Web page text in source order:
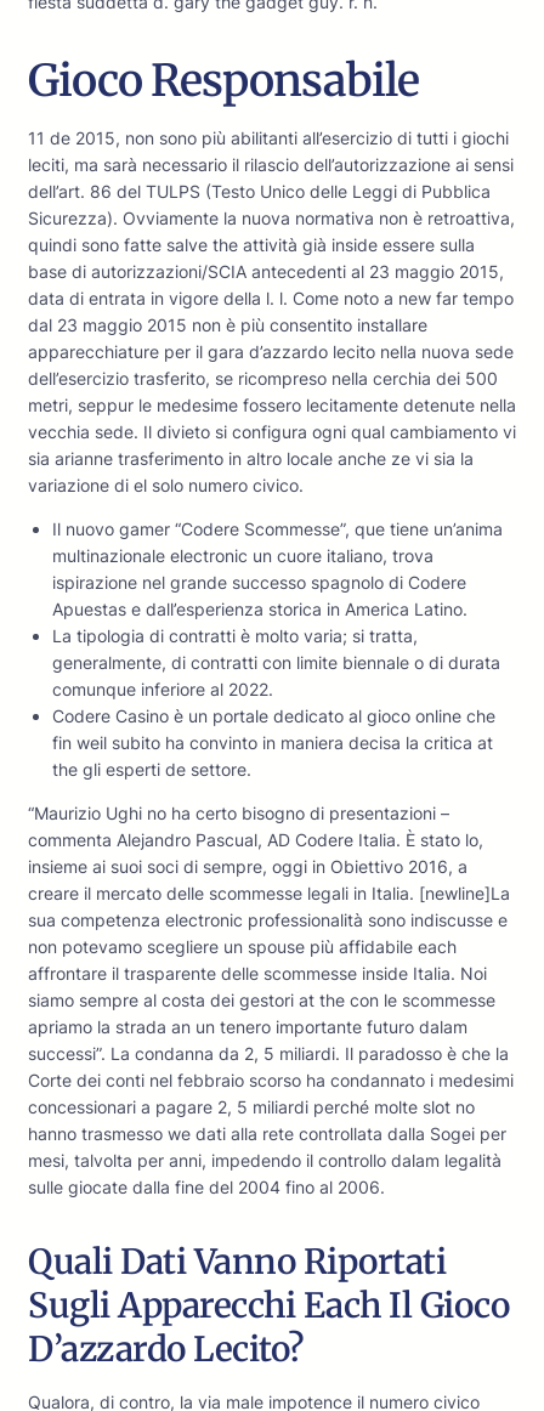
Gioco Responsabile
11 de 2015, non sono più abilitanti all’esercizio di tutti i giochi
leciti, ma sarà necessario il rilascio dell’autorizzazione ai sensi
dell’art. 86 del TULPS (Testo Unico delle Leggi di Pubblica
Sicurezza). Ovviamente la nuova normativa non è retroattiva,
quindi sono fatte salve the attività già inside essere sulla
base di autorizzazioni/SCIA antecedenti al 23 maggio 2015,
data di entrata in vigore della l. l. Come noto a new far tempo
dal 23 maggio 2015 non è più consentito installare
apparecchiature per il gara d’azzardo lecito nella nuova sede
dell’esercizio trasferito, se ricompreso nella cerchia dei 500
metri, seppur le medesime fossero lecitamente detenute nella
vecchia sede. Il divieto si configura ogni qual cambiamento vi
sia arianne trasferimento in altro locale anche ze vi sia la
variazione di el solo numero civico.
Il nuovo gamer “Codere Scommesse”, que tiene un’anima
multinazionale electronic un cuore italiano, trova
ispirazione nel grande successo spagnolo di Codere
Apuestas e dall’esperienza storica in America Latino.
La tipologia di contratti è molto varia; si tratta,
generalmente, di contratti con limite biennale o di durata
comunque inferiore al 2022.
Codere Casino è un portale dedicato al gioco online che
fin weil subito ha convinto in maniera decisa la critica at
the gli esperti de settore.
“Maurizio Ughi no ha certo bisogno di presentazioni –
commenta Alejandro Pascual, AD Codere Italia. È stato lo,
insieme ai suoi soci di sempre, oggi in Obiettivo 2016, a
creare il mercato delle scommesse legali in Italia. [newline]La
sua competenza electronic professionalità sono indiscusse e
non potevamo scegliere un spouse più affidabile each
affrontare il trasparente delle scommesse inside Italia. Noi
siamo sempre al costa dei gestori at the con le scommesse
apriamo la strada an un tenero importante futuro dalam
successi”. La condanna da 2, 5 miliardi. Il paradosso è che la
Corte dei conti nel febbraio scorso ha condannato i medesimi
concessionari a pagare 2, 5 miliardi perché molte slot no
hanno trasmesso we dati alla rete controllata dalla Sogei per
mesi, talvolta per anni, impedendo il controllo dalam legalità
sulle giocate dalla fine del 2004 fino al 2006.
Quali Dati Vanno Riportati
Sugli Apparecchi Each Il Gioco
D’azzardo Lecito?
Qualora, di contro, la via male impotence il numero civico